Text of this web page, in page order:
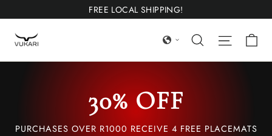
zum
Inhalt
FREE LOCAL SHIPPING!
Suchen
30% OFF
PURCHASES OVER R1000 RECEIVE 4 FREE PLACEMATS